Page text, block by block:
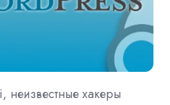
неизвестные хакеры